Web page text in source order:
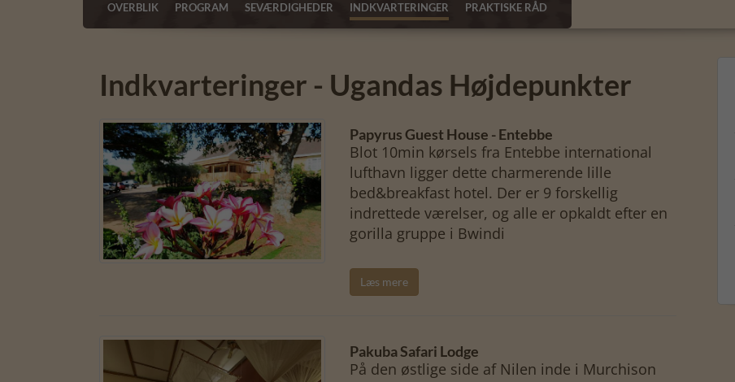
OVERBLIK PROGRAM SEVÆRDIGHEDER INDKVARTERINGER PRAKTISKE RÅD
Indkvarteringer - Ugandas Højdepunkter
Papyrus Guest House - Entebbe
Blot 10min kørsels fra Entebbe international
lufthavn ligger dette charmerende lille
bed&breakfast hotel. Der er 9 forskellig
indrettede værelser, og alle er opkaldt efter en
gorilla gruppe i Bwindi
Læs mere
Pakuba Safari Lodge
På den østlige side af Nilen inde i Murchison